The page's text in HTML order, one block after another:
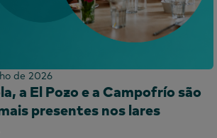
de 2026
a El Pozo e a Campofrío são
presentes nos lares